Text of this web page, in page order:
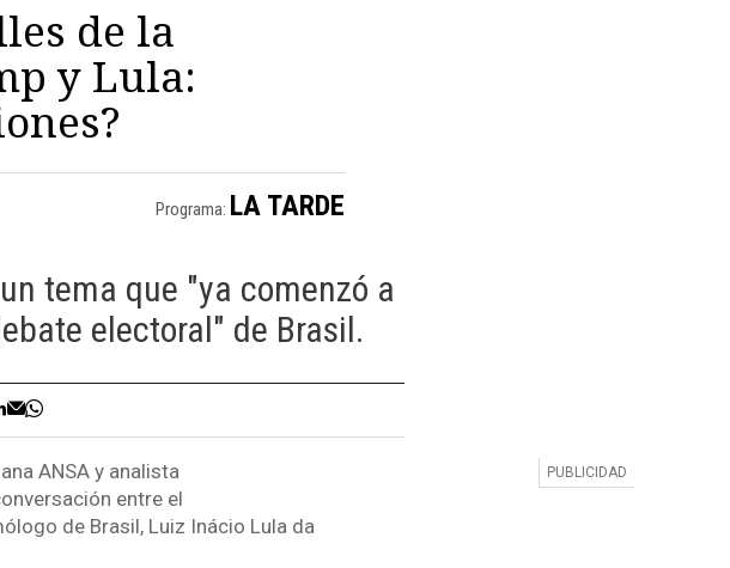
de la
y Lula:
Programa: LA TARDE
tema que "ya comenzó a
electoral" de Brasil.
ANSA y analista
entre el
de Brasil, Luiz Inácio Lula da